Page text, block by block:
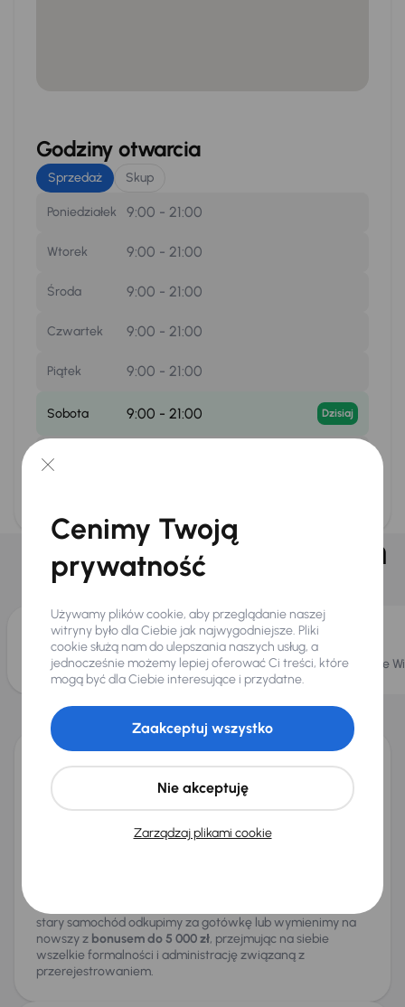
Godziny otwarcia
Sprzedaż Skup
Poniedziałek 9:00 - 21:00
Wtorek 9:00 - 21:00
Środa 9:00 - 21:00
Czwartek 9:00 - 21:00
Piątek 9:00 - 21:00
Sobota 9:00 - 21:00 Dzisiaj
Niedziela
Na oddziale dostępnych
jest
Blisko 350 aut na placu Bezpłatne
Informacje o oddziale
samochodów
, w tym auta klasy Premium oraz segment
ekonomiczny AutoDyskont. Każdy pojazd posiada
dożywotnią gwarancję pochodzenia oraz certyfikat
przebiegu wraz z gwarancją
36 miesięcy
wybierzesz auta bezpośrednio na miejscu, z naszej sieci
stary samochód odkupimy za gotówkę lub wymienimy na
nowszy z bonusem do 5 000 zł, przejmując na siebie
wszelkie formalności i administrację związaną z
przerejestrowaniem.
Cenimy Twoją
prywatność
Używamy plików cookie, aby przeglądanie naszej
witryny było dla Ciebie jak najwygodniejsze. Pliki
cookie służą nam do ulepszania naszych usług, a
jednocześnie możemy lepiej oferować Ci treści, które
mogą być dla Ciebie interesujące i przydatne.
Zarządzaj plikami cookie
Nie akceptuję
Zaakceptuj wszystko